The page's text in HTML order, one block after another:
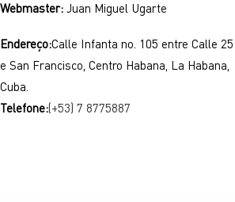
Webmaster: Juan Miguel Ugarte
Endereço:Calle Infanta no. 105 entre Calle 25
e San Francisco, Centro Habana, La Habana,
Cuba.
Telefone:(+53) 7 8775887